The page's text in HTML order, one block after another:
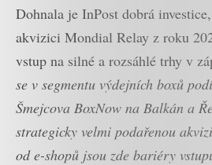
Dohnala je InPost dobrá
akvizici Mondial Relay z roku
vstup na silné a rozsáhlé trhy v
se v segmentu výdejních boxů
Šmejcova BoxNow na Balkán a
strategicky velmi podařenou
od e-shopů jsou zde bariéry